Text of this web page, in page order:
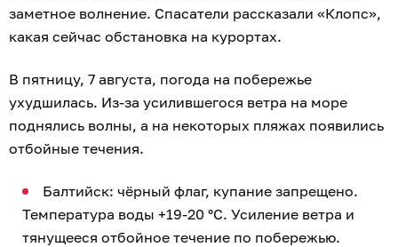
заметное волнение. Спасатели рассказали «Клопс»,
какая сейчас обстановка на курортах.
В пятницу, 7 августа, погода на побережье
ухудшилась. Из-за усилившегося ветра на море
поднялись волны, а на некоторых пляжах появились
отбойные течения.
Балтийск: чёрный флаг, купание запрещено.
Температура воды +19-20 °C. Усиление ветра и
тянущееся отбойное течение по побережью.